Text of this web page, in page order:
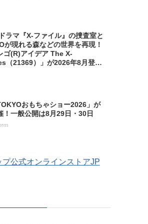
ラマ『X-ファイル』の捜査室と
が現れる森などの世界を再現！
ゴ(R)アイデア The X-
（21369）」が2026年8月登場
おもちゃショー2026」が
！一般公開は8月29日・30日
21